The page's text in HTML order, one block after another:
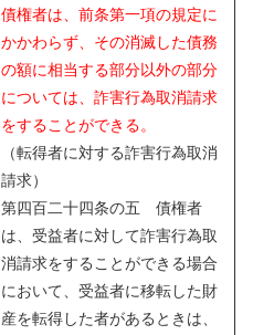
債権者は、前条第一項の規定に
かかわらず、その消滅した債務
の額に相当する部分以外の部分
については、詐害行為取消請求
をすることができる。
（転得者に対する詐害行為取消
請求）
第四百二十四条の五 債権者
は、受益者に対して詐害行為取
消請求をすることができる場合
において、受益者に移転した財
産を転得した者があるときは、